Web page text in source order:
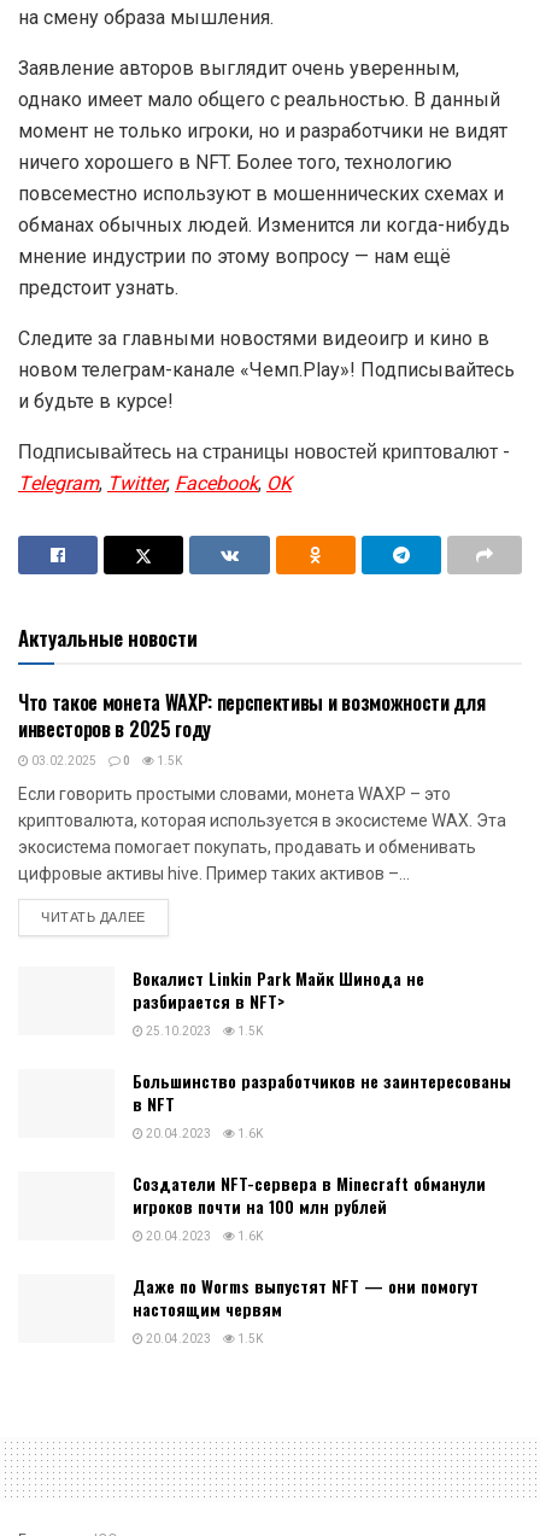
на смену образа мышления.
Заявление авторов выглядит очень уверенным,
однако имеет мало общего с реальностью. В данный
момент не только игроки, но и разработчики не видят
ничего хорошего в NFT. Более того, технологию
повсеместно используют в мошеннических схемах и
обманах обычных людей. Изменится ли когда-нибудь
мнение индустрии по этому вопросу — нам ещё
предстоит узнать.
Следите за главными новостями видеоигр и кино в
новом телеграм-канале «Чемп.Play»! Подписывайтесь
и будьте в курсе!
Подписывайтесь на страницы новостей криптовалют -
Telegram,Twitter,Facebook,OK
Актуальные новости
NFT
Что такое монета WAXP: перспективы и возможности для
инвесторов в 2025 году
03.02.2025 0 1.5K
Если говорить простыми словами, монета WAXP – это
криптовалюта, которая используется в экосистеме WAX. Эта
экосистема помогает покупать, продавать и обменивать
цифровые активы hive. Пример таких активов –...
ЧИТАТЬ ДАЛЕЕDETAILS
Вокалист Linkin Park Майк Шинода не
разбирается в NFT>
25.10.2023 1.5K
Большинство разработчиков не заинтересованы
в NFT
20.04.2023 1.6K
Создатели NFT-сервера в Minecraft обманули
игроков почти на 100 млн рублей
20.04.2023 1.6K
Даже по Worms выпустят NFT — они помогут
настоящим червям
20.04.2023 1.5K